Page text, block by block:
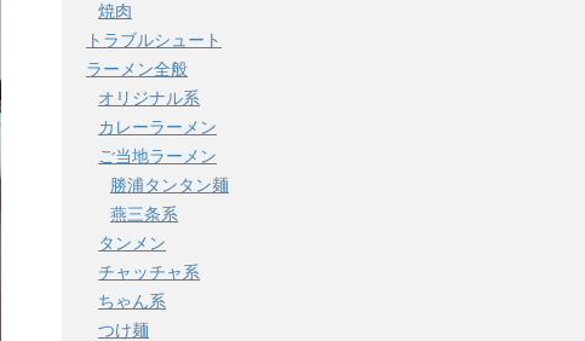
焼肉
トラブルシュート
ラーメン全般
オリジナル系
カレーラーメン
ご当地ラーメン
勝浦タンタン麺
燕三条系
タンメン
チャッチャ系
ちゃん系
つけ麺